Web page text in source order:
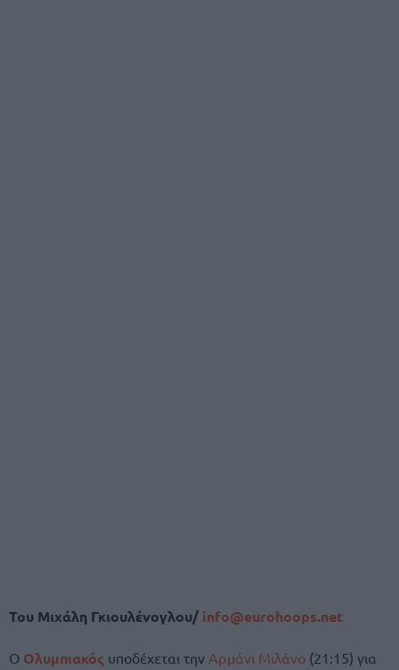
Του Μιχάλη Γκιουλένογλου/ info@eurohoops.net
Ο Ολυμπιακός υποδέχεται την Αρμάνι Μιλάνο (21:15) για